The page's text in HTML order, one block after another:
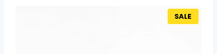
SALE